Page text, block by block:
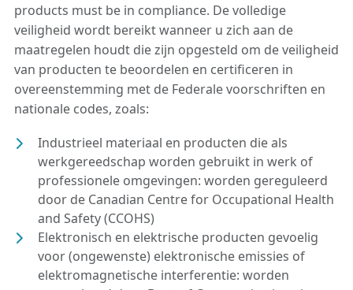
products must be in compliance. De volledige
veiligheid wordt bereikt wanneer u zich aan de
maatregelen houdt die zijn opgesteld om de veiligheid
van producten te beoordelen en certificeren in
overeenstemming met de Federale voorschriften en
nationale codes, zoals:
Industrieel materiaal en producten die als
werkgereedschap worden gebruikt in werk of
professionele omgevingen: worden gereguleerd
door de Canadian Centre for Occupational Health
and Safety (CCOHS)
Elektronisch en elektrische producten gevoelig
voor (ongewenste) elektronische emissies of
elektromagnetische interferentie: worden